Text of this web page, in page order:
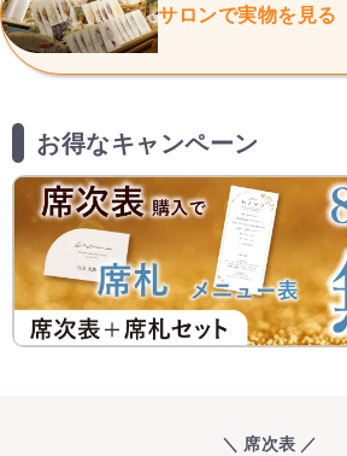
サロンで実物を見る
お得なキャンペーン
＼ 席次表 ／